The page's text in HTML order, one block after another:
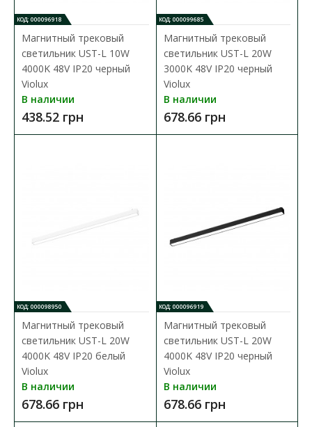
Доступность:
Магнитные трековые светильники – это инновационный
выбор для стильного и функционального освеще..
438.52 грн
В КОРЗИНУ
КОД: 000096918
Магнитный трековый
светильник UST-L 10W
4000K 48V IP20 черный
Violux
В наличии
438.52 грн
КОД: 000099685
Магнитный трековый
светильник UST-L 20W
3000K 48V IP20 черный
Violux
В наличии
678.66 грн
КОД: 000098950
Магнитный трековый
светильник UST-L 20W
4000K 48V IP20 белый
Violux
В наличии
678.66 грн
КОД: 000096919
Магнитный трековый
светильник UST-L 20W
4000K 48V IP20 черный
Violux
В наличии
678.66 грн